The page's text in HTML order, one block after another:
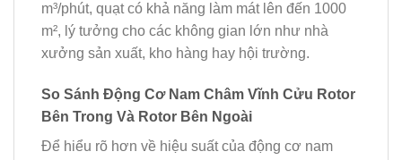
m³/phút, quạt có khả năng làm mát lên đến 1000
m², lý tưởng cho các không gian lớn như nhà
xưởng sản xuất, kho hàng hay hội trường.
So Sánh Động Cơ Nam Châm Vĩnh Cửu Rotor
Bên Trong Và Rotor Bên Ngoài
Để hiểu rõ hơn về hiệu suất của động cơ nam